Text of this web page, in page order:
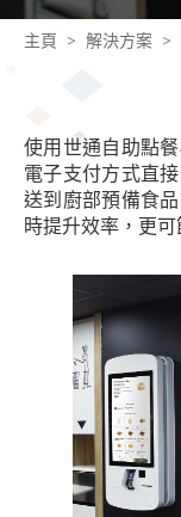
主頁 解決方案
使用世通自助點
電子支付方式直
送到廚部預備食
時提升效率，更